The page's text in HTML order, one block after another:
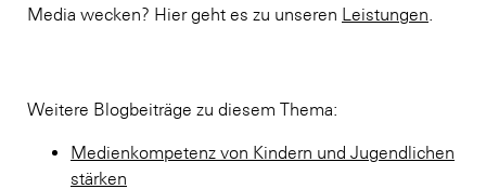
Media wecken? Hier geht es zu unseren Leistungen
Weitere Blogbeiträge zu diesem Thema:
Medienkompetenz von Kindern und Jugendlichen
stärken